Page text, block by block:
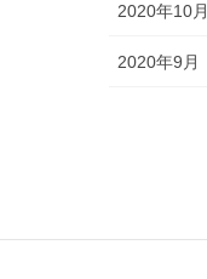
2020年10月
2020年9月